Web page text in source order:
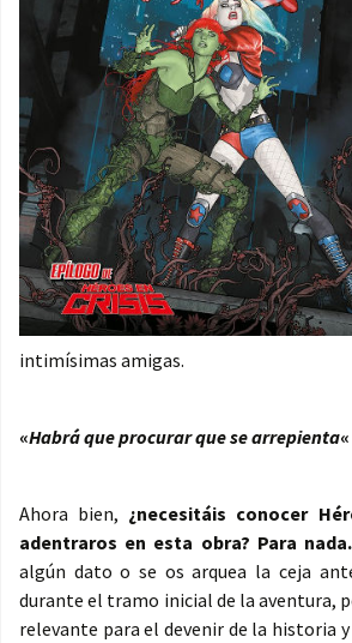
intimísimas amigas.
«Habrá que procurar que se arrepienta«
Ahora bien, ¿necesitáis conocer
adentraros en esta obra? Para nada.
algún dato o se os arquea la ceja
durante el tramo inicial de la aventura,
relevante para el devenir de la historia